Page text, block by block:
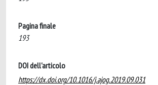
Pagina finale
193
DOI dell'articolo
https://dx.doi.org/10.1016/j.ajog.2019.09.031